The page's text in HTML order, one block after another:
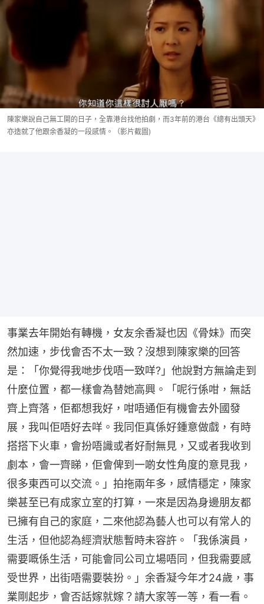
陳家樂說自己無工開的日子，全靠港台找他拍劇，而3年前的港台《總有出頭天》
亦造就了他跟余香凝的一段感情。（影片截圖)
事業去年開始有轉機，女友余香凝也因《骨妹》而突
然加速，步伐會否不太一致？沒想到陳家樂的回答
是：「你覺得我哋步伐唔一致咩?」他說對方無論走到
什麼位置，都一樣會為替她高興。「呢行係咁，無話
齊上齊落，佢都想我好，咁唔通佢有機會去外國發
展，我叫佢唔好去咩。我同佢真係好鍾意做戲，有時
搭搭下火車，會扮唔識或者好耐無見，又或者我收到
劇本，會一齊睇，佢會俾到一啲女性角度的意見我，
很多東西可以交流。」拍拖兩年多，感情穩定，陳家
樂甚至已有成家立室的打算，一來是因為身邊朋友都
已擁有自己的家庭，二來他認為藝人也可以有常人的
生活，但他認為經濟狀態暫時未容許。「我係演員，
需要嘅係生活，可能會同公司立場唔同，但我需要感
受世界，出街唔需要裝扮。」余香凝今年才24歲，事
業剛起步，會否話嫁就嫁？請大家等一等，看一看。